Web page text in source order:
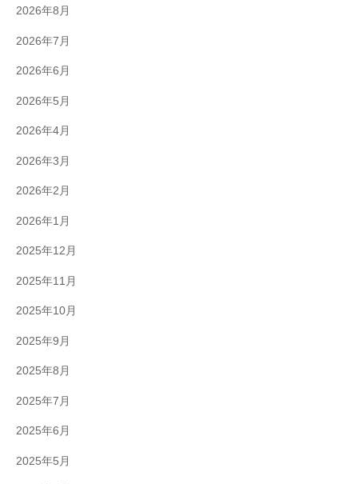
2026年8月
2026年7月
2026年6月
2026年5月
2026年4月
2026年3月
2026年2月
2026年1月
2025年12月
2025年11月
2025年10月
2025年9月
2025年8月
2025年7月
2025年6月
2025年5月